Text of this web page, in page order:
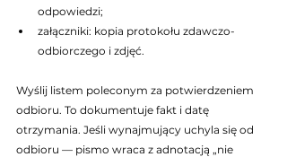
odpowiedzi;
załączniki: kopia protokołu zdawczo-
odbiorczego i zdjęć.
Wyślij listem poleconym za potwierdzeniem
odbioru. To dokumentuje fakt i datę
otrzymania. Jeśli wynajmujący uchyla się od
odbioru — pismo wraca z adnotacją „nie